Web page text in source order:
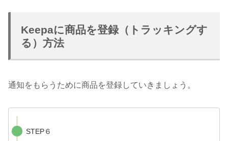
Keepaに商品を登録（トラッキングす
る）方法
通知をもらうために商品を登録していきましょう。
STEP６